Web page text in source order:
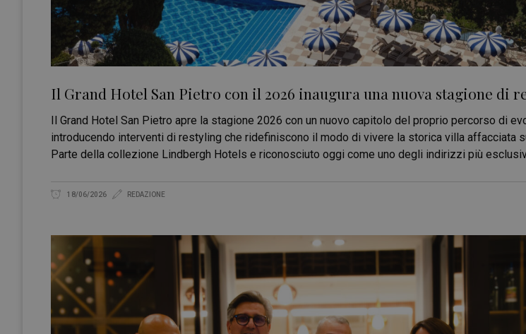
Il Grand Hotel San Pietro con il 2026 inaugura una nuova stagione di
Il Grand Hotel San Pietro apre la stagione 2026 con un nuovo capitolo del proprio percorso di
introducendo interventi di restyling che ridefiniscono il modo di vivere la storica villa affacciata
Parte della collezione Lindbergh Hotels e riconosciuto oggi come uno degli indirizzi più
18/06/2026 REDAZIONE